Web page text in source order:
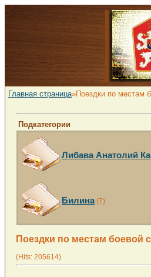
Главная страница»Поездки по местам
Подкатегории
Либава Анатолий
Билина(7)
Поездки по местам боевой
(Hits: 205614)